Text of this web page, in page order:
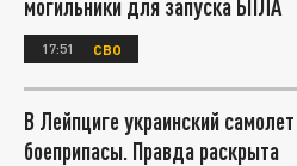
могильники для запуска БПЛА
17:51 СВО
В Лейпциге украинский
боеприпасы. Правда раскрыта